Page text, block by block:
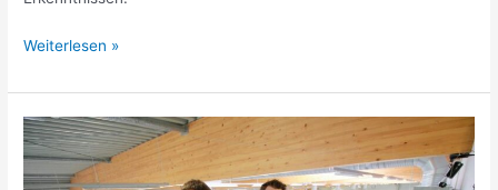
Weiterlesen »
„Für
die
Zukunft